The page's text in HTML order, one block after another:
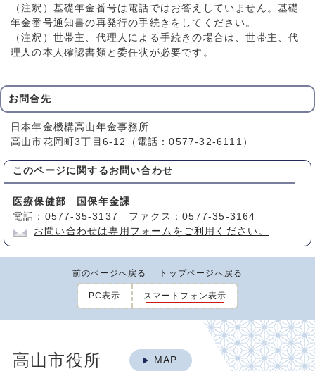
（注釈）基礎年金番号は電話ではお答えしていません。基礎
年金番号通知書の再発行の手続きをしてください。
（注釈）世帯主、代理人による手続きの場合は、世帯主、代
理人の本人確認書類と委任状が必要です。
お問合先
日本年金機構高山年金事務所
高山市花岡町3丁目6-12（電話：0577-32-6111）
このページに関する お問い合わせ
医療保健部 国保年金課
電話：0577-35-3137 ファクス：0577-35-3164
お問い合わせは専用フォームをご利用ください。
前のページへ戻る トップページへ戻る
PC表示 スマートフォン表示
高山市役所 MAP